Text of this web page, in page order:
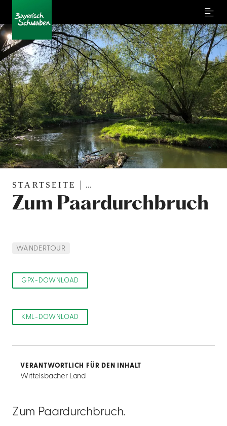
Menu
STARTSEITE ...
Zum Paardurchbruch
Zum Paardurchbruch.
WANDERTOUR
GPX-DOWNLOAD
KML-DOWNLOAD
VERANTWORTLICH FÜR DEN INHALT
Wittelsbacher Land